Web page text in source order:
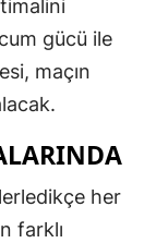
gücü ile
maçın
her
farklı